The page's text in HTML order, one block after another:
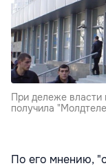
При дележе власти
получила
По его мнению,